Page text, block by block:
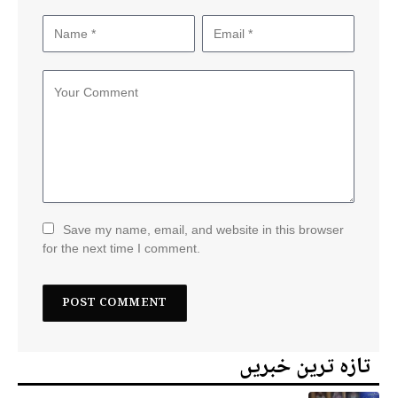
Save my name, email, and website in this browser
for the next time I comment.
تازہ ترین خبریں